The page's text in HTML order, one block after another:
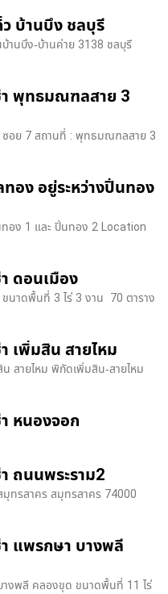
ว บ้านบึง ชลบุรี
านบึง-บ้านค่าย 3138 ชลบุรี
า พุทธมณฑลสาย 3
ซอย 7 สถานที่ : พุทธมณฑลสาย 3
ทอง อยู่ระหว่างปิ่นทอง
ทอง 1 และ ปิ่นทอง 2 Location
า ดอนเมือง
ขนาดพื้นที่ 3 ไร่ 3 งาน 70 ตาราง
เพิ่มสิน สายไหม
น สายไหม พิกัดเพิ่มสิน-สายไหม
า หนองจอก
า ถนนพระราม2
มุทรสาคร สมุทรสาคร 74000
า แพรกษา บางพลี​
บางพลี​ คลองขุด ขนาดพื้นที่ 11 ไร่